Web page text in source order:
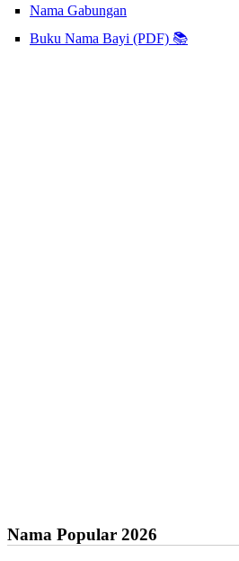
Nama Gabungan
Buku Nama Bayi (PDF) 📚
Nama Popular 2026